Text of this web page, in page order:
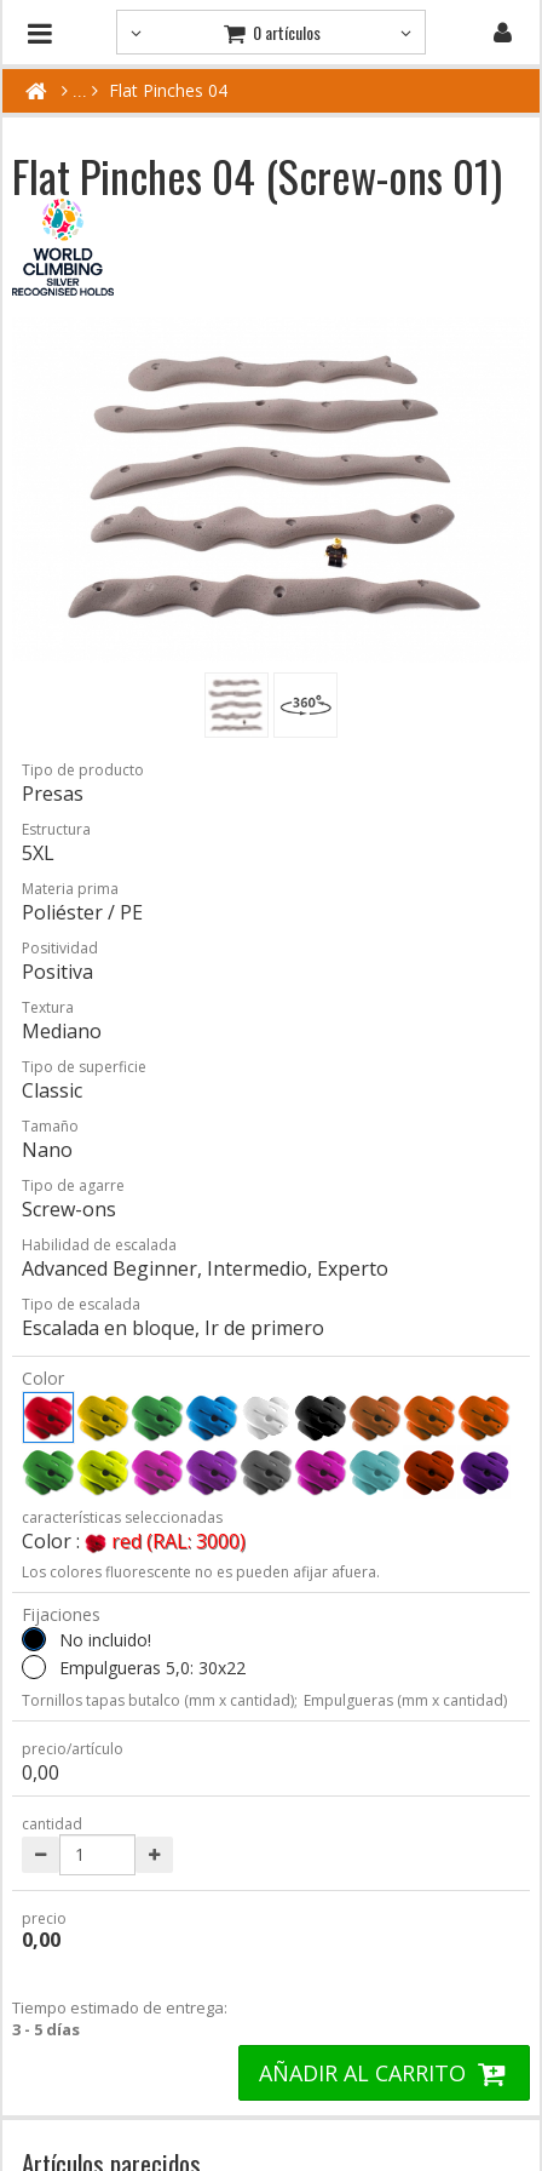
0 artículos
Flat Pinches 04
Flat Pinches 04 (Screw-ons 01)
Tipo de producto
Presas
Estructura
5XL
Materia prima
Poliéster / PE
Positividad
Positiva
Textura
Mediano
Tipo de superficie
Classic
Tamaño
Nano
Tipo de agarre
Screw-ons
Habilidad de escalada
Advanced Beginner, Intermedio, Experto
Tipo de escalada
Escalada en bloque, Ir de primero
Color
características seleccionadas
Color : red (RAL: 3000)
Los colores fluorescente no es pueden afijar afuera.
Fijaciones
No incluido!
Empulgueras 5,0: 30x22
Tornillos tapas butalco (mm x cantidad); Empulgueras (mm x cantidad)
precio/artículo
0,00
cantidad
precio
0,00
Tiempo estimado de entrega:
3 - 5 días
AÑADIR AL CARRITO
Artículos parecidos